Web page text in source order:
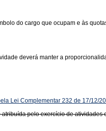
do cargo que ocupam e às
deverá manter a
Lei Complementar 232 de 17/12/
pelo exercício de